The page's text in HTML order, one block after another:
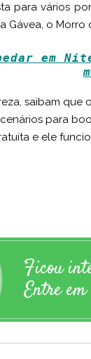
para vários
Gávea, o Morro
em
saibam
para
e ele
Ficou
Entre